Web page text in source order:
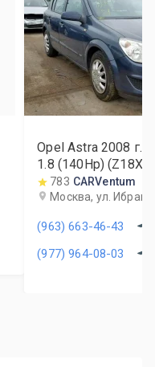
Opel Astra 2008 г.
1.8 (140Hp)
783 CARVentum
Москва, ул.
(963) 663-46-43
(977) 964-08-03